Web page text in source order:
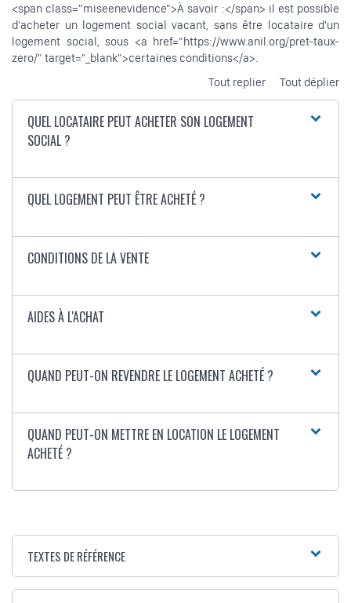
<span class="miseenevidence">À savoir :</span> il est possible
d'acheter un logement social vacant, sans être locataire d'un
logement social, sous <a href="https://www.anil.org/pret-taux-
zero/" target="_blank">certaines conditions</a>.
Tout replier
Tout déplier
QUEL LOCATAIRE PEUT ACHETER SON LOGEMENT
SOCIAL ?
QUEL LOGEMENT PEUT ÊTRE ACHETÉ ?
CONDITIONS DE LA VENTE
AIDES À L'ACHAT
QUAND PEUT-ON REVENDRE LE LOGEMENT ACHETÉ ?
QUAND PEUT-ON METTRE EN LOCATION LE LOGEMENT
ACHETÉ ?
TEXTES DE RÉFÉRENCE